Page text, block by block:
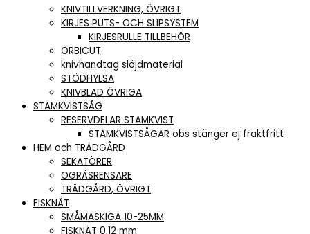
KNIVTILLVERKNING, ÖVRIGT
KIRJES PUTS- OCH SLIPSYSTEM
KIRJESRULLE TILLBEHÖR
ORBICUT
knivhandtag slöjdmaterial
STÖDHYLSA
KNIVBLAD ÖVRIGA
STAMKVISTSÅG
RESERVDELAR STAMKVIST
STAMKVISTSÅGAR obs stänger ej fraktfritt
HEM och TRÄDGÅRD
SEKATÖRER
OGRÄSRENSARE
TRÄDGÅRD, ÖVRIGT
FISKNÄT
SMÅMASKIGA 10-25MM
FISKNÄT 0.12 mm